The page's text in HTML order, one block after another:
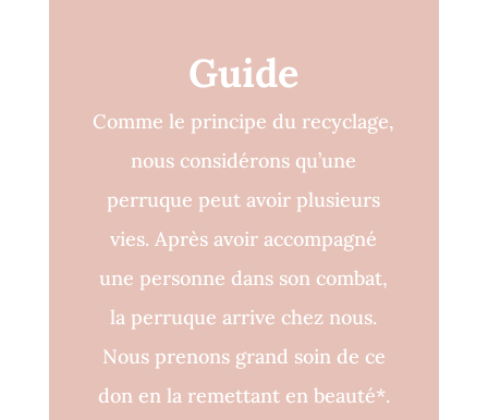
Guide
Comme le principe du recyclage,
nous considérons qu’une
perruque peut avoir plusieurs
vies. Après avoir accompagné
une personne dans son combat,
la perruque arrive chez nous.
Nous prenons grand soin de ce
don en la remettant en beauté*.